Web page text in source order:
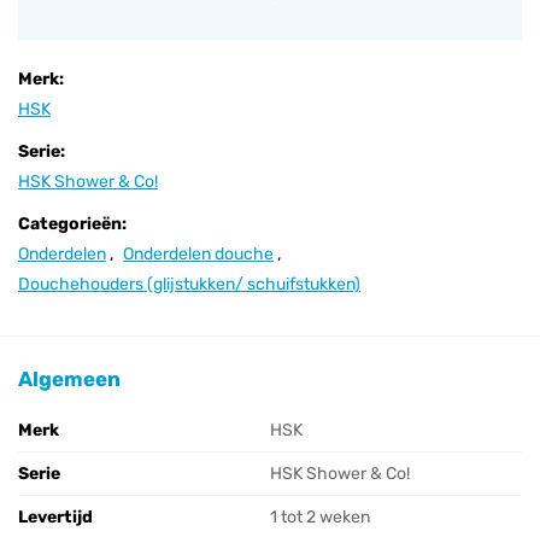
Merk:
HSK
Serie:
HSK Shower & Co!
Categorieën:
Onderdelen , Onderdelen douche ,
Douchehouders (glijstukken/ schuifstukken)
Algemeen
Merk HSK
Serie HSK Shower & Co!
Levertijd 1 tot 2 weken